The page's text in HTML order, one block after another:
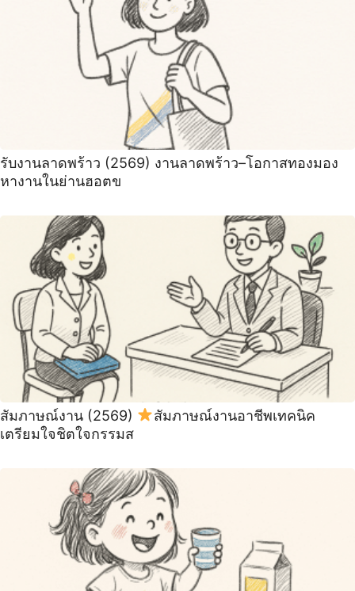
รับงานลาดพร้าว (2569) งานลาดพร้าว–โอกาสทองมอง
หางานในย่านฮอตข
สัมภาษณ์งาน (2569)
สัมภาษณ์งานอาชีพเทคนิค
เตรียมใจชิตใจกรรมส